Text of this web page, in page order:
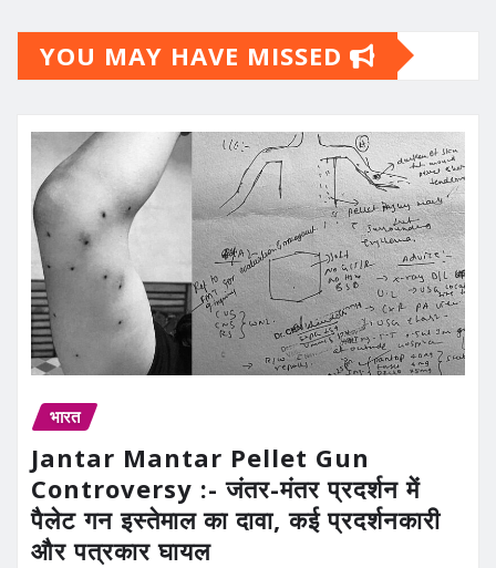
YOU MAY HAVE MISSED
भारत
Jantar Mantar Pellet Gun
Controversy :- जंतर-मंतर प्रदर्शन में
पैलेट गन इस्तेमाल का दावा, कई प्रदर्शनकारी
और पत्रकार घायल